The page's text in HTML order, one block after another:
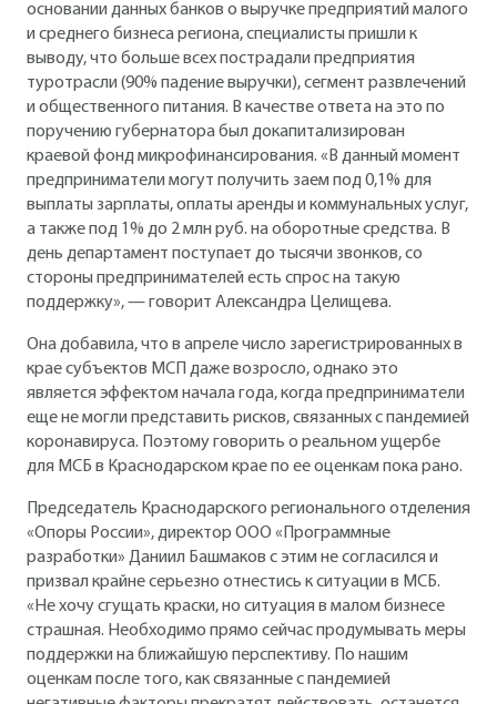
основании данных банков о выручке предприятий малого
и среднего бизнеса региона, специалисты пришли к
выводу, что больше всех пострадали предприятия
туротрасли (90% падение выручки), сегмент развлечений
и общественного питания. В качестве ответа на это по
поручению губернатора был докапитализирован
краевой фонд микрофинансирования. «В данный момент
предприниматели могут получить заем под 0,1% для
выплаты зарплаты, оплаты аренды и коммунальных услуг,
а также под 1% до 2 млн руб. на оборотные средства. В
день департамент поступает до тысячи звонков, со
стороны предпринимателей есть спрос на такую
поддержку», — говорит Александра Целищева.
Она добавила, что в апреле число зарегистрированных в
крае субъектов МСП даже возросло, однако это
является эффектом начала года, когда предприниматели
еще не могли представить рисков, связанных с пандемией
коронавируса. Поэтому говорить о реальном ущербе
для МСБ в Краснодарском крае по ее оценкам пока рано.
Председатель Краснодарского регионального отделения
«Опоры России», директор ООО «Программные
разработки» Даниил Башмаков с этим не согласился и
призвал крайне серьезно отнестись к ситуации в МСБ.
«Не хочу сгущать краски, но ситуация в малом бизнесе
страшная. Необходимо прямо сейчас продумывать меры
поддержки на ближайшую перспективу. По нашим
оценкам после того, как связанные с пандемией